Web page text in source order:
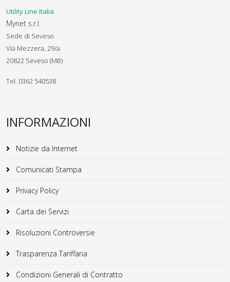
Utility Line Italia
Mynet s.r.l.
Sede di Seveso
Via Mezzera, 29/a
20822 Seveso (MB)
Tel. 0362 540538
INFORMAZIONI
Notizie da Internet
Comunicati Stampa
Privacy Policy
Carta dei Servizi
Risoluzioni Controversie
Trasparenza Tariffaria
Condizioni Generali di Contratto